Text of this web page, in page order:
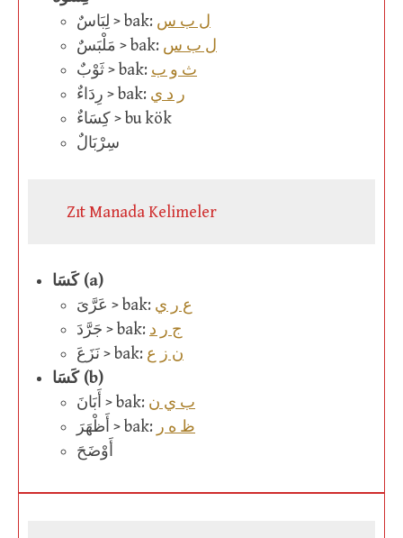
لِبَاسٌ > bak: ل ب س
مَلْبَسٌ > bak: ل ب س
ثَوْبٌ > bak: ث و ب
رِدَاءٌ > bak: ر د ي
كِسَاءٌ > bu kök
سِرْبَالٌ
Zıt Manada Kelimeler
كَسَا (a)
عَرَّىَ > bak: ع ر ي
جَرَّدَ > bak: ج ر د
نَزَعَ > bak: ن ز ع
كَسَا (b)
أَبَانَ > bak: ب ي ن
أَظْهَرَ > bak: ظ ه ر
أَوْضَحَ